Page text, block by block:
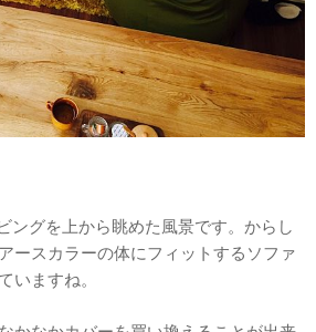
ングを上から眺めた風景です。からし
ースカラーの体にフィットするソファ
いますね。